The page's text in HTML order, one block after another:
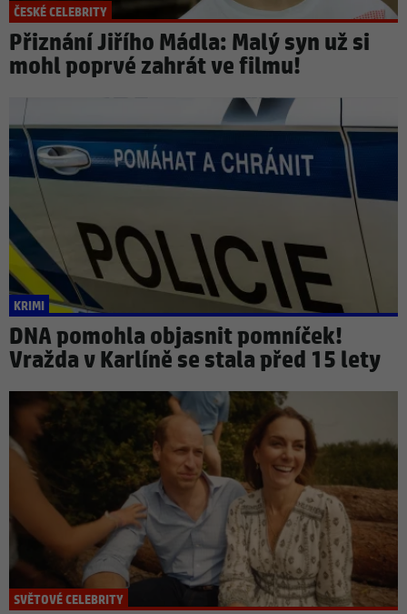
ČESKÉ CELEBRITY
Přiznání Jiřího Mádla: Malý syn už si
mohl poprvé zahrát ve filmu!
KRIMI
DNA pomohla objasnit pomníček!
Vražda v Karlíně se stala před 15 lety
SVĚTOVÉ CELEBRITY